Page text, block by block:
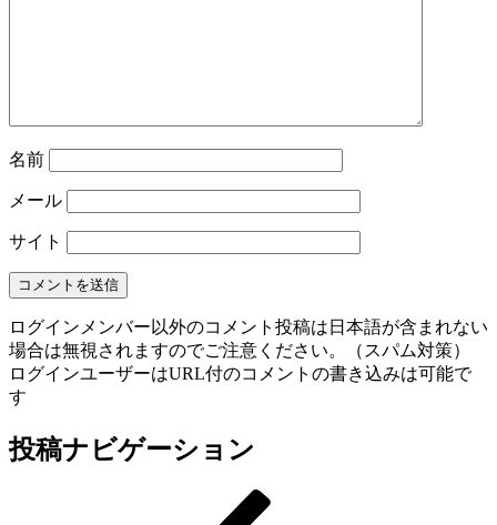
名前
メール
サイト
ログインメンバー以外のコメント投稿は日本語が含まれない
場合は無視されますのでご注意ください。（スパム対策）
ログインユーザーはURL付のコメントの書き込みは可能で
す
投稿ナビゲーション